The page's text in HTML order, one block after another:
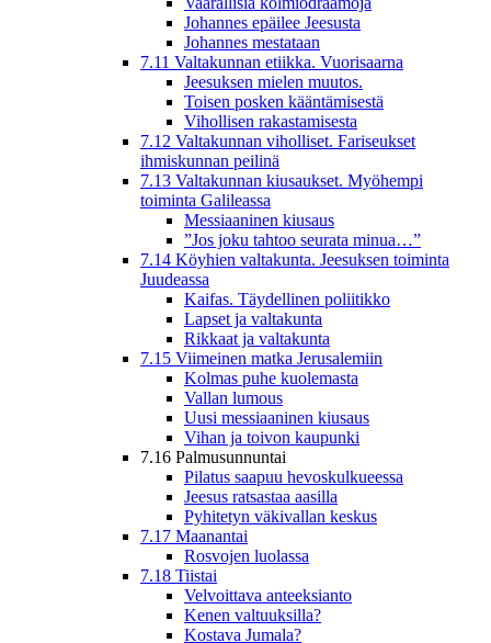
Johannes epäilee Jeesusta
Johannes mestataan
7.11 Valtakunnan etiikka. Vuorisaarna
Jeesuksen mielen muutos.
Toisen posken kääntämisestä
Vihollisen rakastamisesta
7.12 Valtakunnan viholliset. Fariseukset
ihmiskunnan peilinä
7.13 Valtakunnan kiusaukset. Myöhempi
toiminta Galileassa
Messiaaninen kiusaus
”Jos joku tahtoo seurata minua…”
7.14 Köyhien valtakunta. Jeesuksen toiminta
Juudeassa
Kaifas. Täydellinen poliitikko
Lapset ja valtakunta
Rikkaat ja valtakunta
7.15 Viimeinen matka Jerusalemiin
Kolmas puhe kuolemasta
Vallan lumous
Uusi messiaaninen kiusaus
Vihan ja toivon kaupunki
7.16 Palmusunnuntai
Pilatus saapuu hevoskulkueessa
Jeesus ratsastaa aasilla
Pyhitetyn väkivallan keskus
7.17 Maanantai
Rosvojen luolassa
7.18 Tiistai
Velvoittava anteeksianto
Kenen valtuuksilla?
Kostava Jumala?